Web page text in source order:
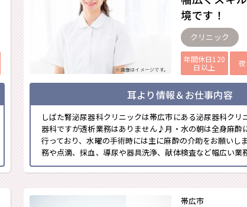
※画像はイメージです。
境です！
クリニック
年間休日120
日以上
耳より情報＆お仕事内容
しばた腎泌尿器科クリニックは帯広市にある泌尿器科クリ
器科ですが透析業務はありません♪月・水の朝は全身麻酔
行っており、水曜の手術時には主に麻酔の介助をお願いし
務や点滴、採血、導尿や器具洗浄、献体検査など幅広い業
帯広市